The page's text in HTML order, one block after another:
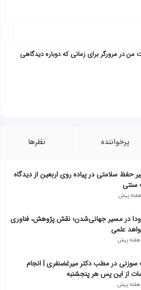
من در مرورگر برای زمانی که دوباره دیدگاهی
پرخواننده نظرها
حفظ سلامتی در پیاده روی اربعین از دیدگاه
در مسیر جهانی‌شدن؛ نقش پژوهش، فناوری
علمی
در مطب دکتر میرغضنفری | انجام
از این پس هر پنجشنبه